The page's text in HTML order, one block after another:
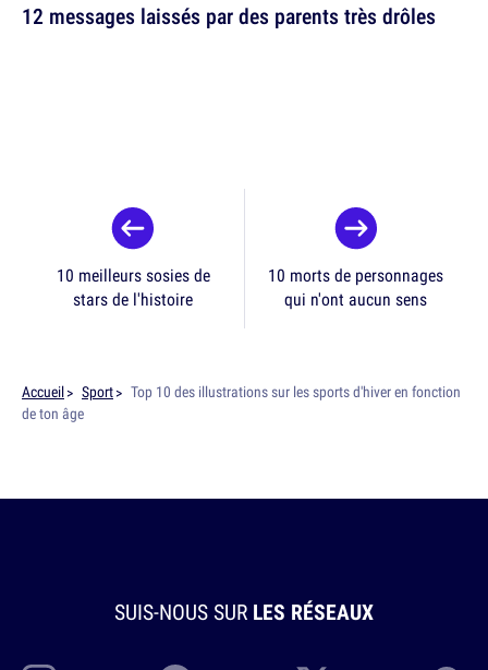
12 messages laissés par des parents très drôles
10 meilleurs sosies de
stars de l'histoire
10 morts de personnages
qui n'ont aucun sens
Accueil Sport
Top 10 des illustrations sur les sports d'hiver en fonction
de ton âge
SUIS-NOUS SUR LES RÉSEAUX